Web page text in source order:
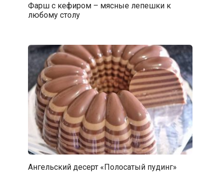
Фарш с кефиром – мясные лепешки к
любому столу
Ангельский десерт «Полосатый пудинг»